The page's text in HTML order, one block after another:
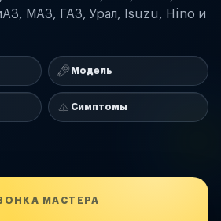
МАЗ, ГАЗ, Урал, Isuzu, Hino и
Модель
Симптомы
МАСТЕРА